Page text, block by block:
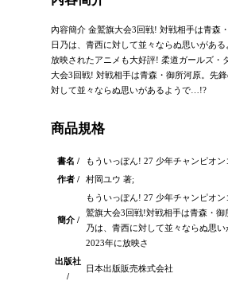
內容簡介 金鷲旗大会3回戦! 対戦相手は青森
日乃は、青西に対して並々ならぬ思いがあ
放映されたアニメも大好評! 柔道ガールズ・
大会3回戦! 対戦相手は青森・御所河原。先
対して並々ならぬ思いがあるようで…!?
商品規格
書名 /
もういっぽん! 27 少年チャンピオン
作者 /
村岡ユウ 著;
簡介 /
もういっぽん! 27 少年チャンピオ
鷲旗大会3回戦!対戦相手は青森・御
乃は、青西に対して並々ならぬ思
2023年に放映さ
出版社
/
日本出版販売株式会社